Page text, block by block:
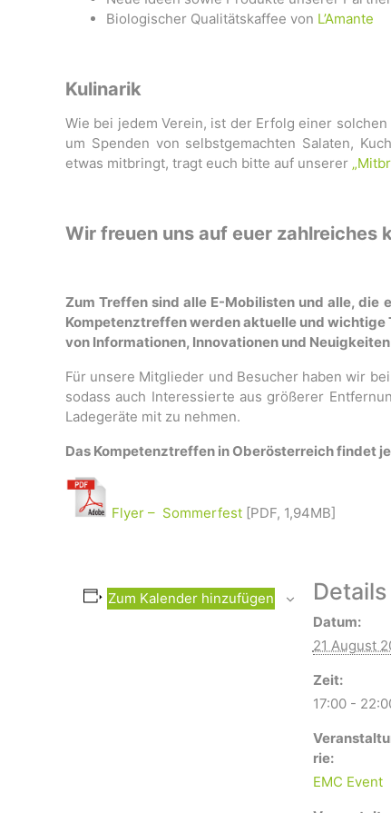
Biologischer Qualitätskaffee von L’Amante
Kulinarik
Wie bei jedem Verein, ist der Erfolg einer
um Spenden von selbstgemachten Salaten,
etwas mitbringt, tragt euch bitte auf unserer
Wir freuen uns auf euer zahlreiches
Zum Treffen sind alle E-Mobilisten und alle,
Kompetenztreffen werden aktuelle und
von Informationen, Innovationen und
Für unsere Mitglieder und Besucher haben wir
sodass auch Interessierte aus größerer
Ladegeräte mit zu nehmen.
Das Kompetenztreffen in Oberösterreich findet
Flyer – Sommerfest [PDF, 1,94MB]
Zum Kalender hinzufügen Details
Datum:
21 August
Zeit:
17:00 -
rie:
EMC Event